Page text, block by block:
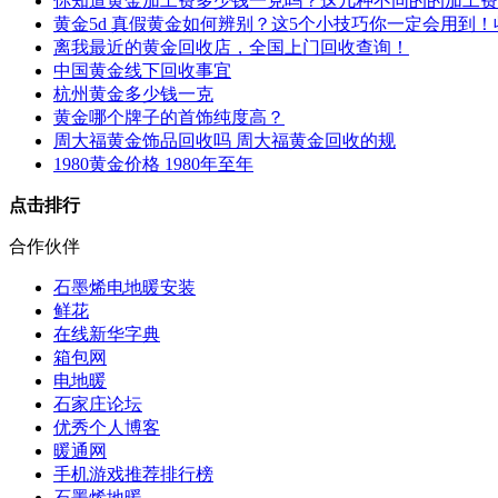
黄金5d 真假黄金如何辨别？这5个小技巧你一定会用到
离我最近的黄金回收店，全国上门回收查询！
中国黄金线下回收事宜
杭州黄金多少钱一克
黄金哪个牌子的首饰纯度高？
周大福黄金饰品回收吗 周大福黄金回收的规
1980黄金价格 1980年至年
点击排行
合作伙伴
石墨烯电地暖安装
鲜花
在线新华字典
箱包网
电地暖
石家庄论坛
优秀个人博客
暖通网
手机游戏推荐排行榜